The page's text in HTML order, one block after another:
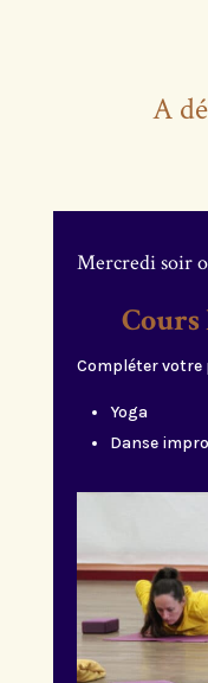
A
Mercredi soir
Cours
Compléter votre
Yoga
Danse